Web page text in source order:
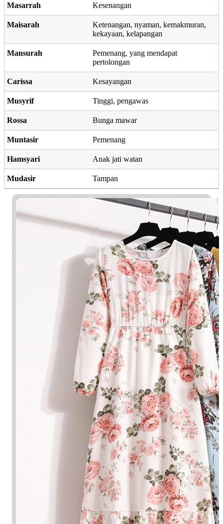
Masarrah Kesenangan
Maisarah
Ketenangan, nyaman, kemakmuran,
kekayaan, kelapangan
Mansurah
Pemenang, yang mendapat
pertolongan
Carissa Kesayangan
Musyrif Tinggi, pengawas
Rossa Bunga mawar
Muntasir Pemenang
Hamsyari Anak jati watan
Mudasir Tampan